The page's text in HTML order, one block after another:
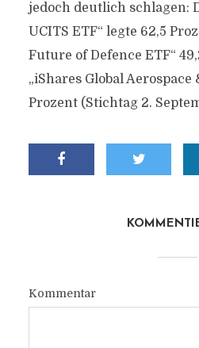
jedoch deutlich schlagen:
UCITS ETF“ legte 62,5
Future of Defence ETF“
„iShares Global Aerospace
Prozent (Stichtag 2.
Kommentar